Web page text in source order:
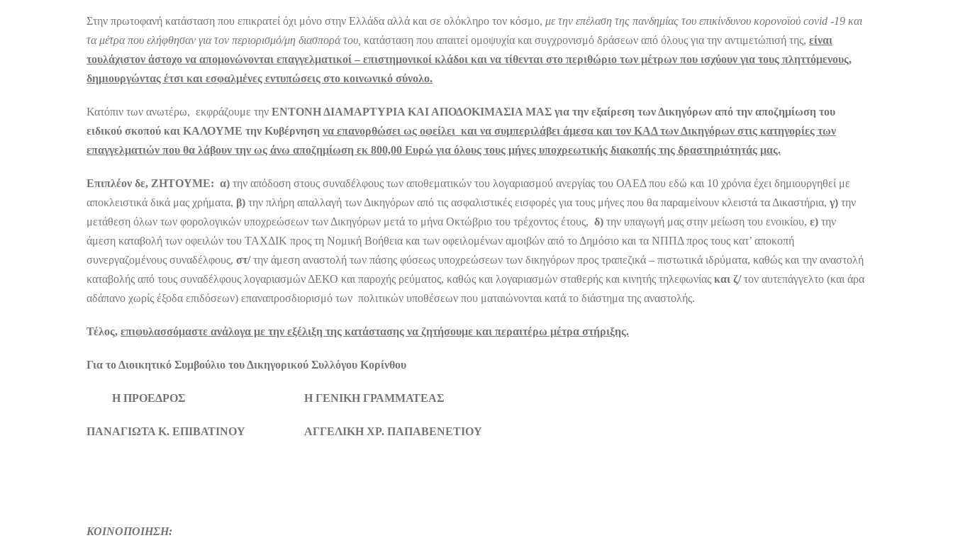
Στην πρωτοφανή κατάσταση που επικρατεί όχι μόνο στην Ελλάδα αλλά και σε ολόκληρο τον κόσμο, με την επέλαση της πανδημίας του επικίνδυνου κορονοϊού covid -19 και
τα μέτρα που ελήφθησαν για τον περιορισμό/μη διασπορά του, κατάσταση που απαιτεί ομοψυχία και συγχρονισμό δράσεων από όλους για την αντιμετώπισή της, είναι
τουλάχιστον άστοχο να απομονώνονται επαγγελματικοί – επιστημονικοί κλάδοι και να τίθενται στο περιθώριο των μέτρων που ισχύουν για τους πληττόμενους,
δημιουργώντας έτσι και εσφαλμένες εντυπώσεις στο κοινωνικό σύνολο.
Κατόπιν των ανωτέρω, εκφράζουμε την ΕΝΤΟΝΗ ΔΙΑΜΑΡΤΥΡΙΑ ΚΑΙ ΑΠΟΔΟΚΙΜΑΣΙΑ ΜΑΣ για την εξαίρεση των Δικηγόρων από την αποζημίωση του
ειδικού σκοπού και ΚΑΛΟΥΜΕ την Κυβέρνηση να επανορθώσει ως οφείλει και να συμπεριλάβει άμεσα και τον ΚΑΔ των Δικηγόρων στις κατηγορίες των
επαγγελματιών που θα λάβουν την ως άνω αποζημίωση εκ 800,00 Ευρώ για όλους τους μήνες υποχρεωτικής διακοπής της δραστηριότητάς μας.
Επιπλέον δε, ΖΗΤΟΥΜΕ: α) την απόδοση στους συναδέλφους των αποθεματικών του λογαριασμού ανεργίας του ΟΑΕΔ που εδώ και 10 χρόνια έχει δημιουργηθεί με
αποκλειστικά δικά μας χρήματα, β) την πλήρη απαλλαγή των Δικηγόρων από τις ασφαλιστικές εισφορές για τους μήνες που θα παραμείνουν κλειστά τα Δικαστήρια, γ) την
μετάθεση όλων των φορολογικών υποχρεώσεων των Δικηγόρων μετά το μήνα Οκτώβριο του τρέχοντος έτους, δ) την υπαγωγή μας στην μείωση του ενοικίου, ε) την
άμεση καταβολή των οφειλών του ΤΑΧΔΙΚ προς τη Νομική Βοήθεια και των οφειλομένων αμοιβών από το Δημόσιο και τα ΝΠΠΔ προς τους κατ’ αποκοπή
συνεργαζομένους συναδέλφους, στ/την άμεση αναστολή των πάσης φύσεως υποχρεώσεων των δικηγόρων προς τραπεζικά – πιστωτικά ιδρύματα, καθώς και την αναστολή
καταβολής από τους συναδέλφους λογαριασμών ΔΕΚΟ και παροχής ρεύματος, καθώς και λογαριασμών σταθερής και κινητής τηλεφωνίας και ζ/τον αυτεπάγγελτο (και άρα
αδάπανο χωρίς έξοδα επιδόσεων) επαναπροσδιορισμό των πολιτικών υποθέσεων που ματαιώνονται κατά το διάστημα της αναστολής.
Τέλος, επιφυλασσόμαστε ανάλογα με την εξέλιξη της κατάστασης να ζητήσουμε και περαιτέρω μέτρα στήριξης.
Για το Διοικητικό Συμβούλιο του Δικηγορικού Συλλόγου Κορίνθου
Η ΠΡΟΕΔΡΟΣ Η ΓΕΝΙΚΗ ΓΡΑΜΜΑΤΕΑΣ
ΠΑΝΑΓΙΩΤΑ Κ. ΕΠΙΒΑΤΙΝΟΥ ΑΓΓΕΛΙΚΗ ΧΡ. ΠΑΠΑΒΕΝΕΤΙΟΥ
ΚΟΙΝΟΠΟΙΗΣΗ: